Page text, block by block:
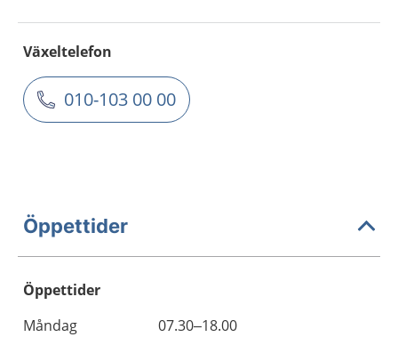
Växeltelefon
010-103 00 00
Öppettider
Öppettider
Dag
Öppettider
Kommentarer
Måndag
07.30–18.00